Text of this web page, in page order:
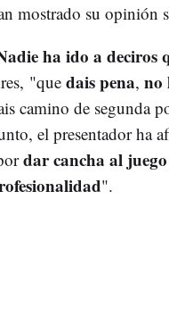
mostrado su opinión
ha ido a deciros
"que dais pena, no
camino de segunda
el presentador ha
dar cancha al
".